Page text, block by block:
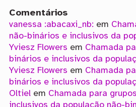
Comentários
vanessa :abacaxi_nb: em
não-binários e inclusivos da
Yviesz Flowers em Chamada
binários e inclusivos da
Yviesz Flowers em Chamada
binários e inclusivos da
Oltielem Chamada para
inclusivos da população não-